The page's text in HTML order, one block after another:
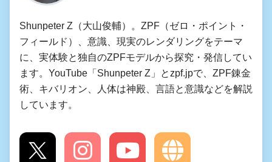
Shunpeter Z（大山俊輔）。ZPF（ゼロ・ポイント・
フィールド）、意識、現実のレンダリングをテーマ
に、実体験と独自のZPFモデルから探究・発信してい
ます。YouTube「Shunpeter Z」とzpf.jpで、ZPF錬金
術、キバリオン、人体は神殿、言語と意識などを解説
しています。